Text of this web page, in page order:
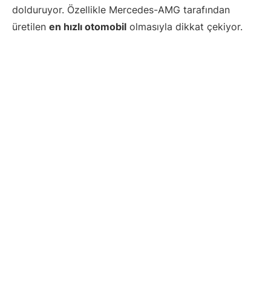
dolduruyor. Özellikle Mercedes-AMG tarafından
üretilen en hızlı otomobil olmasıyla dikkat çekiyor.